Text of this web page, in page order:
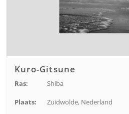
Kuro-Gitsune
Ras: Shiba
Plaats: Zuidwolde, Nederland